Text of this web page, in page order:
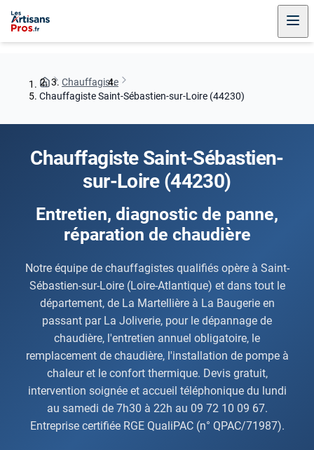
Chauffagiste
Chauffagiste Saint-Sébastien-sur-Loire (44230)
Chauffagiste Saint-Sébastien-
sur-Loire (44230)
Entretien, diagnostic de panne,
réparation de chaudière
Notre équipe de chauffagistes qualifiés opère à Saint-
Sébastien-sur-Loire (Loire-Atlantique) et dans tout le
département, de La Martellière à La Baugerie en
passant par La Joliverie, pour le dépannage de
chaudière, l'entretien annuel obligatoire, le
remplacement de chaudière, l'installation de pompe à
chaleur et le confort thermique. Devis gratuit,
intervention soignée et accueil téléphonique du lundi
au samedi de 7h30 à 22h au 09 72 10 09 67.
Entreprise certifiée RGE QualiPAC (n° QPAC/71987).